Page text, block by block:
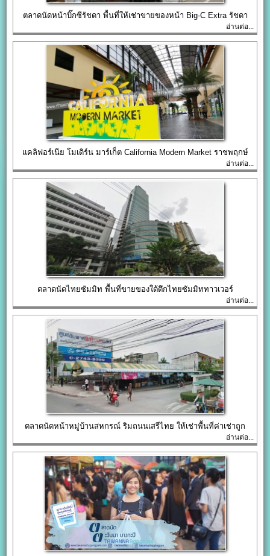
ตลาดนัดหน้าบิ๊กซีรัชดา พื้นที่ให้เช่าขายของหน้า Big-C Extra รัชดา
อ่านต่อ...
แคลิฟอร์เนีย โมเดิร์น มาร์เก็ต California Modern Market ราชพฤกษ์
อ่านต่อ...
ตลาดนัดไทยซัมมิท พื้นที่ขายของใต้ตึกไทยซัมมิททาวเวอร์
อ่านต่อ...
ตลาดนัดหน้าหมู่บ้านสหกรณ์ ริมถนนเสรีไทย ให้เช่าพื้นที่ค่าเช่าถูก
อ่านต่อ...